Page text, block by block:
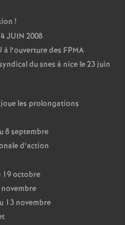
!
JUIN 2008
l’ouverture des FPMA
du snes à nice le 23 juin
les prolongations
8 septembre
d’action
19 octobre
13 novembre